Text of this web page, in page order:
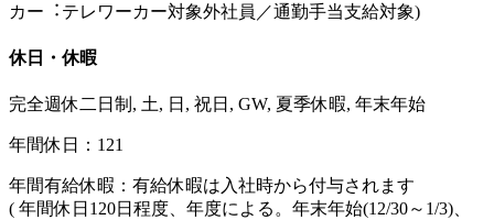
カー︓テレワーカー対象外社員／通勤⼿当支給対象)
休日・休暇
完全週休二日制, 土, 日, 祝日, GW, 夏季休暇, 年末年始
年間休日：121
年間有給休暇：有給休暇は入社時から付与されます
( 年間休日120日程度、年度による。年末年始(12/30～1/3)、